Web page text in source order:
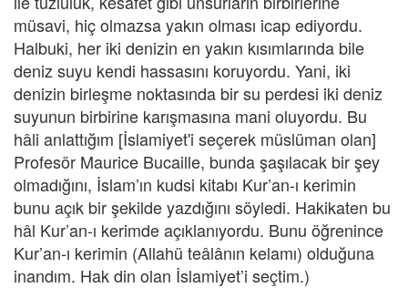
müsavi, hiç olmazsa yakın olması icap ediyordu.
Halbuki, her iki denizin en yakın kısımlarında bile
deniz suyu kendi hassasını koruyordu. Yani, iki
denizin birleşme noktasında bir su perdesi iki deniz
suyunun birbirine karışmasına mani oluyordu. Bu
hâli anlattığım [İslamiyet'i seçerek müslüman olan]
Profesör Maurice Bucaille, bunda şaşılacak bir şey
olmadığını, İslam’ın kudsi kitabı Kur’an-ı kerimin
bunu açık bir şekilde yazdığını söyledi. Hakikaten bu
hâl Kur’an-ı kerimde açıklanıyordu. Bunu öğrenince
Kur’an-ı kerimin (Allahü teâlânın kelamı) olduğuna
inandım. Hak din olan İslamiyet’i seçtim.)